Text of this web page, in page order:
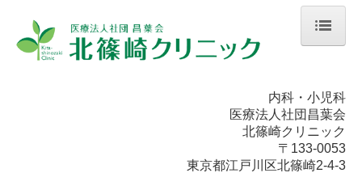
ホーム
内科・小児科
医療法人社団昌葉会
北篠崎クリニック
〒133-0053
東京都江戸川区北篠崎2-4-3